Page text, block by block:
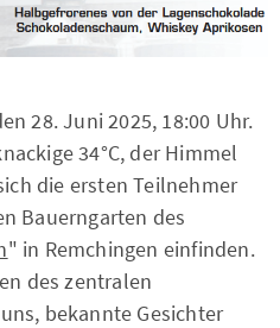
28. Juni 2025, 18:00 Uhr.
34°C, der Himmel
die ersten Teilnehmer
Bauerngarten des
" in Remchingen einfinden.
des zentralen
bekannte Gesichter